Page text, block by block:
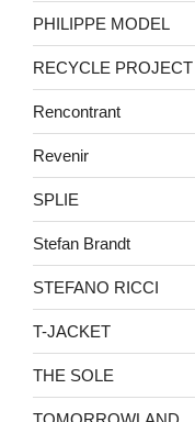
PHILIPPE MODEL
RECYCLE PROJECT
Rencontrant
Revenir
SPLIE
Stefan Brandt
STEFANO RICCI
T-JACKET
THE SOLE